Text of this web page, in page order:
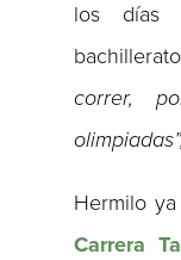
los días
correr,
olimpiadas”,
Hermilo
Carrera